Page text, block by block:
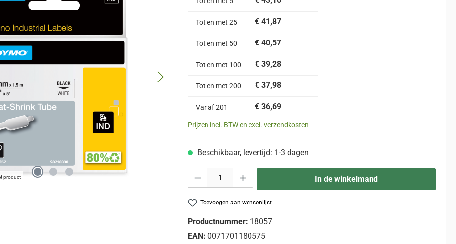
product
Tot en met 25 € 41,87
Tot en met 50 € 40,57
Tot en met 100 € 39,28
Tot en met 200 € 37,98
Vanaf201 € 36,69
Prijzen incl. BTW en excl. verzendkosten
Beschikbaar, levertijd: 1-3 dagen
Producthoeveelheid: Voer de gewenste hoeveelheid in of gebruik de knoppen om de
In de winkelmand
Toevoegen aan wensenlijst
Productnummer: 18057
EAN: 0071701180575